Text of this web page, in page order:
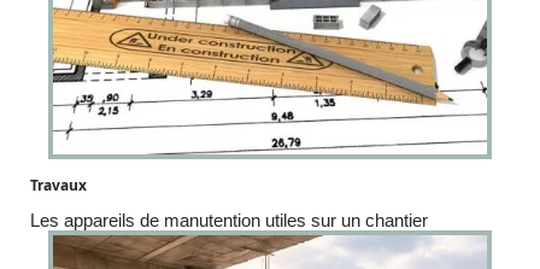
Travaux
Les appareils de manutention utiles sur un chantier